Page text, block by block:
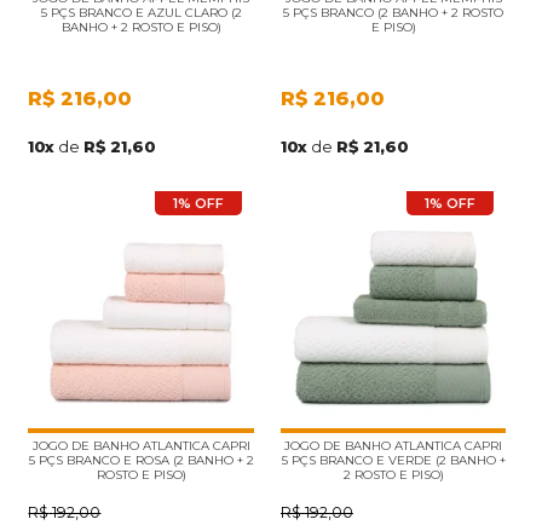
5 PÇS BRANCO E AZUL CLARO (2
BANHO + 2 ROSTO E PISO)
R$ 216,00
10x de R$ 21,60
5 PÇS BRANCO (2 BANHO + 2 ROSTO
E PISO)
R$ 216,00
10x de R$ 21,60
1% OFF
JOGO DE BANHO ATLANTICA CAPRI
5 PÇS BRANCO E ROSA (2 BANHO + 2
ROSTO E PISO)
R$ 192,00
1% OFF
JOGO DE BANHO ATLANTICA CAPRI
5 PÇS BRANCO E VERDE (2 BANHO +
2 ROSTO E PISO)
R$ 192,00